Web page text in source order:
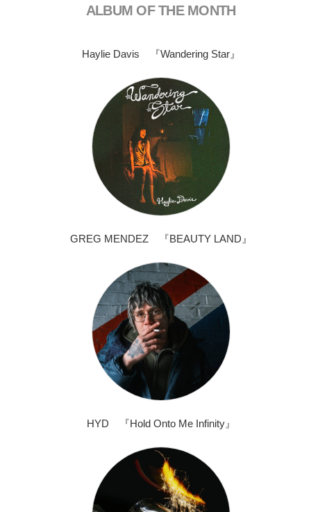
ALBUM OF THE MONTH
Haylie Davis 『Wandering Star』
GREG MENDEZ 『BEAUTY LAND』
HYD 『Hold Onto Me Infinity』